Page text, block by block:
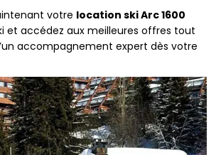
votre location ski Arc 1600
et accédez aux meilleures offres tout
accompagnement expert dès votre